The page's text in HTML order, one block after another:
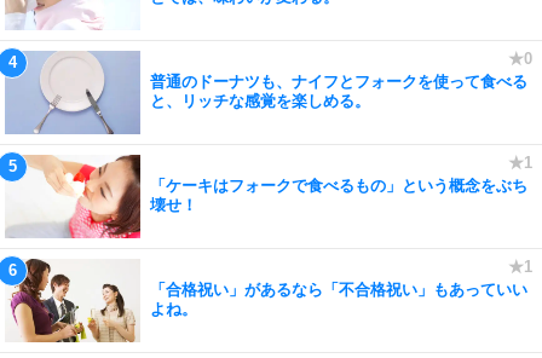
普通のドーナツも、ナイフとフォークを使って食べる
と、リッチな感覚を楽しめる。
「ケーキはフォークで食べるもの」という概念をぶち
壊せ！
「合格祝い」があるなら「不合格祝い」もあっていい
よね。